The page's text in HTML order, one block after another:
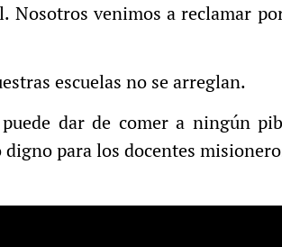
Nosotros venimos a reclamar
escuelas no se arreglan.
dar de comer a ningún
para los docentes